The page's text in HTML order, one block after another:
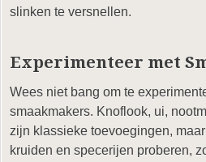
slinken te versnellen.
Experimenteer met
Wees niet bang om te
smaakmakers. Knoflook, ui,
zijn klassieke toevoegingen,
kruiden en specerijen proberen,